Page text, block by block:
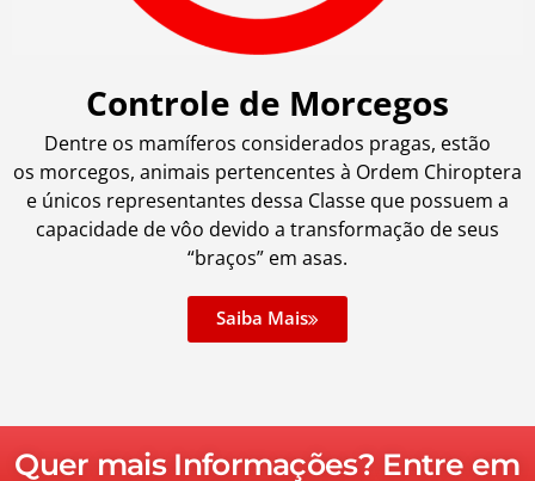
Controle de Morcegos
Dentre os mamíferos considerados pragas, estão
os morcegos, animais pertencentes à Ordem Chiroptera
e únicos representantes dessa Classe que possuem a
capacidade de vôo devido a transformação de seus
“braços” em asas.
Saiba Mais
Quer mais Informações? Entre em